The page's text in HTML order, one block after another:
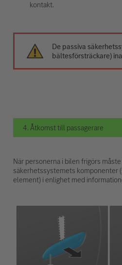
kontakt.
De passiva
bältesförsträckare)
4. Åtkomst till passagerare
När personerna i bilen frigörs
säkerhetssystemets komponenter
element) i enlighet med